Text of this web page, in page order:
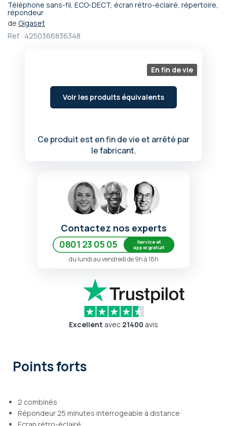
Téléphone sans-fil, ECO-DECT, écran rétro-éclairé, répertoire,
répondeur
de Gigaset
Ref : 4250366836348
En fin de vie
Voir les produits équivalents
Ce produit est en fin de vie et arrêté par
le fabricant.
Passer
au
début
de
Contactez nos experts
0801 23 05 05
Service et
appel gratuit
du lundi au vendredi de 9h à 18h
Excellent avec 21400 avis
Points forts
2 combinés
Répondeur 25 minutes interrogeable à distance